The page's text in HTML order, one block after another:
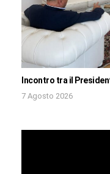
Incontro tra il
7 Agosto 2026